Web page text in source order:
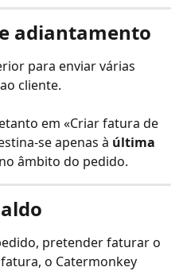
adiantamento
para enviar várias
cliente.
em «Criar fatura de
se apenas à última
âmbito do pedido.
pretender faturar o
o Catermonkey